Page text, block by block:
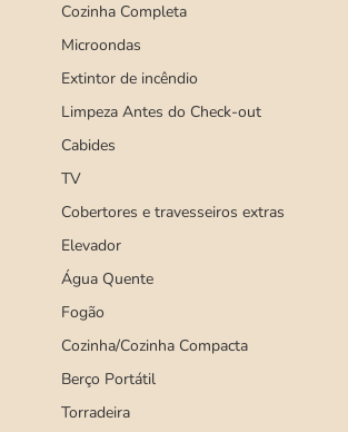
Cozinha Completa
Microondas
Extintor de incêndio
Limpeza Antes do Check-out
Cabides
TV
Cobertores e travesseiros extras
Elevador
Água Quente
Fogão
Cozinha/Cozinha Compacta
Berço Portátil
Torradeira